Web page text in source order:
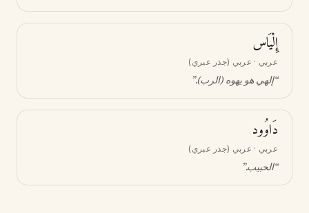
إِلْيَاس
عربي · عربي (جذر عبري)
“إلهي هو يهوه (الرب).”
دَاوُود
عربي · عربي (جذر عبري)
“الحبيب.”